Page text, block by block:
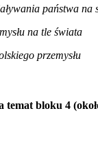
państwa na
na tle świata
przemysłu
temat bloku 4